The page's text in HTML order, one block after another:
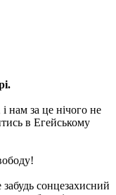
нам за це нічого не
в Егейському
сонцезахисний